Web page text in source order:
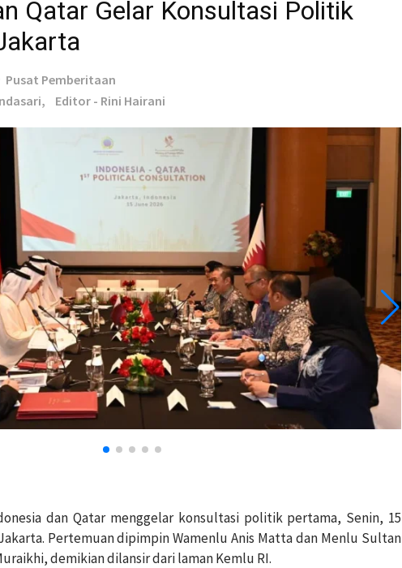
Qatar Gelar Konsultasi Politik
Pusat Pemberitaan
Editor - Rini Hairani
dan Qatar menggelar konsultasi politik pertama, Senin, 15
Pertemuan dipimpin Wamenlu Anis Matta dan Menlu Sultan
demikian dilansir dari laman Kemlu RI.